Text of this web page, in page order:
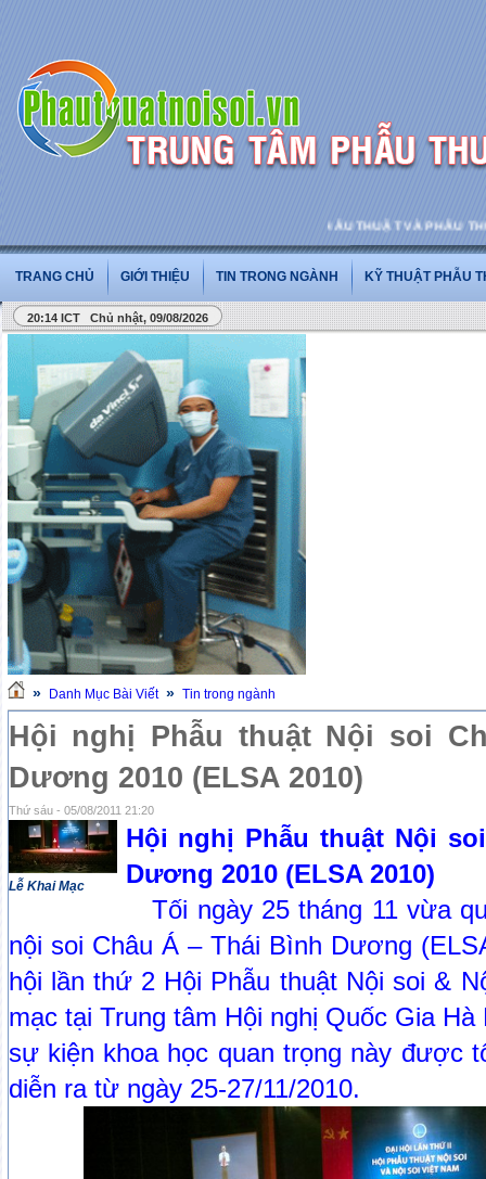
PHẪU THUẬT VÀ PHẪU
TRANG CHỦ GIỚI THIỆU TIN TRONG NGÀNH KỸ THUẬT PHẪU
20:14 ICT Chủ nhật, 09/08/2026
» Danh Mục Bài Viết » Tin trong ngành
Hội nghị Phẫu thuật Nội soi
Dương 2010 (ELSA 2010)
Thứ sáu - 05/08/2011 21:20
Lễ Khai Mạc
Hội nghị Phẫu thuật Nội
Dương 2010 (ELSA 2010)
Tối ngày 25 tháng 11 vừa
nội soi Châu Á – Thái Bình Dương
hội lần thứ 2 Hội Phẫu thuật Nội soi &
mạc tại Trung tâm Hội nghị Quốc Gia
sự kiện khoa học quan trọng này được
diễn ra từ ngày 25-27/11/2010.